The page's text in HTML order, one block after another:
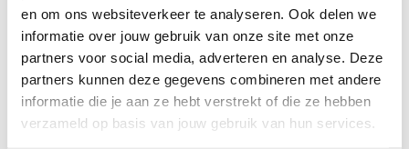
en om ons websiteverkeer te analyseren. Ook delen we
informatie over jouw gebruik van onze site met onze
partners voor social media, adverteren en analyse. Deze
partners kunnen deze gegevens combineren met andere
informatie die je aan ze hebt verstrekt of die ze hebben
verzameld op basis van jouw gebruik van hun services.